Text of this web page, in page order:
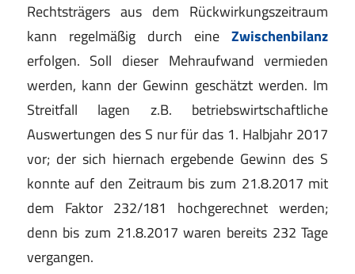
Rechtsträgers aus dem Rückwirkungszeitraum
kann regelmäßig durch eineZwischenbilanz
erfolgen. Soll dieser Mehraufwand vermieden
werden, kann der Gewinn geschätzt werden. Im
Streitfall lagen z.B. betriebswirtschaftliche
Auswertungen des S nur für das 1. Halbjahr 2017
vor; der sich hiernach ergebende Gewinn des S
konnte auf den Zeitraum bis zum 21.8.2017 mit
dem Faktor 232/181 hochgerechnet werden;
denn bis zum 21.8.2017 waren bereits 232 Tage
vergangen.